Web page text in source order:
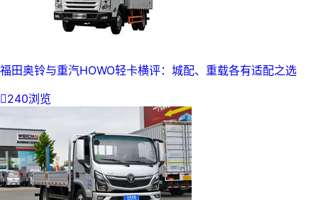
福田奥铃与重汽HOWO轻卡横评：城配、重载各有适配之选
240浏览